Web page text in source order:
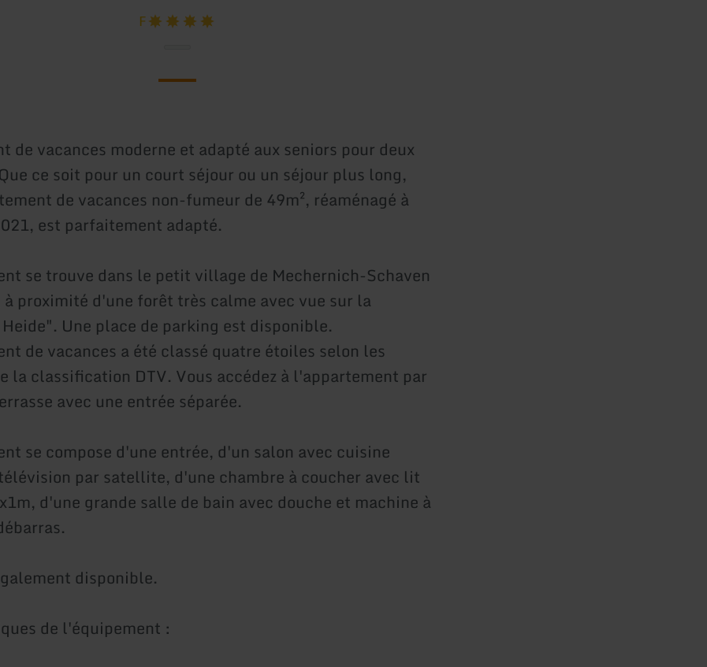
F
de vacances moderne et adapté aux seniors pour deux
ce soit pour un court séjour ou un séjour plus long,
de vacances non-fumeur de 49m², réaménagé à
est parfaitement adapté.
se trouve dans le petit village de Mechernich-Schaven
proximité d'une forêt très calme avec vue sur la
Une place de parking est disponible.
de vacances a été classé quatre étoiles selon les
la classification DTV. Vous accédez à l'appartement par
avec une entrée séparée.
se compose d'une entrée, d'un salon avec cuisine
par satellite, d'une chambre à coucher avec lit
d'une grande salle de bain avec douche et machine à
disponible.
de l'équipement :